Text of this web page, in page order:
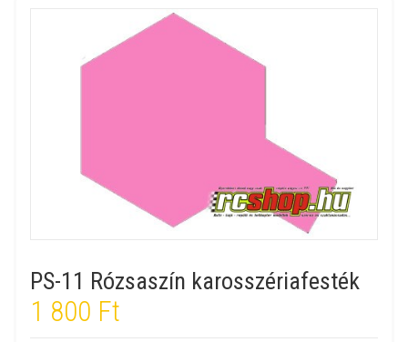
PS-11 Rózsaszín karosszériafesték
1 800 Ft